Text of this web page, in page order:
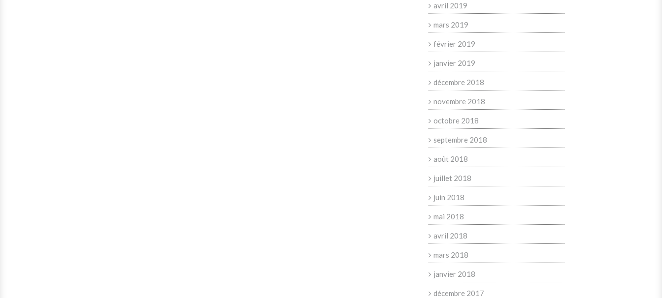
avril 2019
mars 2019
février 2019
janvier 2019
décembre 2018
novembre 2018
octobre 2018
septembre 2018
août 2018
juillet 2018
juin 2018
mai 2018
avril 2018
mars 2018
janvier 2018
décembre 2017